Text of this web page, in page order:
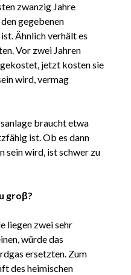
zwanzig Jahre
gegebenen
Ähnlich verhält es
Vor zwei Jahren
jetzt kosten sie
wird, vermag
braucht etwa
ist. Ob es dann
sein wird, ist schwer zu
groβ?
liegen zwei sehr
würde das
ersetzten. Zum
des heimischen